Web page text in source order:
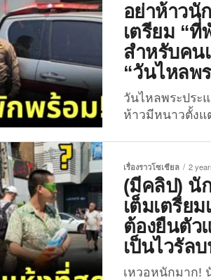
สัตว์เปิดเขาเขี
หุ่น แล้วแห่เข้า
หนึ่งทางภาคใต้
2567...
อย่าห้าวนั
เตรียม “ที่
สำหรับคน
“วันไหลพ
วันไหลพระประ
ห้าวมีหนาวตั้งแ
ลงแล้ว ตั้งแต่วั
พระประแดง จัง
ที่หลายคนเรียก
ช่วงวันที่ 20-23
ทุก ๆ ปี เพราะส
เรื่องราวโซเชียล 2
(มีคลิป) นั
เต็มเตรีย
ต้องยืนตัว
เป็นไวรัล
เหวอหนักมาก!